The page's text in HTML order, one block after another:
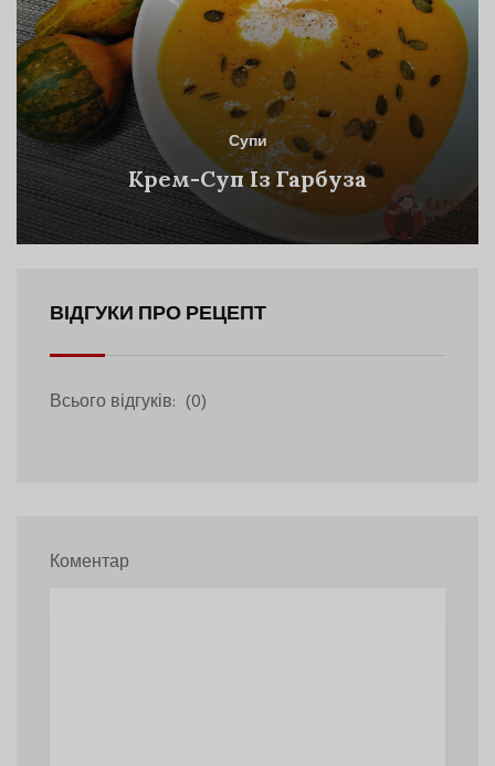
Супи
Крем-Суп Із Гарбуза
ВІДГУКИ ПРО РЕЦЕПТ
Всього відгуків: (0)
Коментар